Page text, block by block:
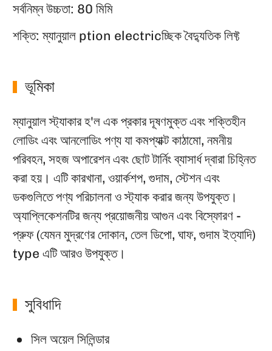
সর্বনিম্ন উচ্চতা: 80 মিমি
শক্তি: ম্যানুয়াল ption electricচ্ছিক বৈদ্যুতিক লিফ্ট
ভূমিকা
ম্যানুয়াল স্ট্যাকার হ'ল এক প্রকার দূষণমুক্ত এবং শক্তিহীন
লোডিং এবং আনলোডিং পণ্য যা কমপ্যাক্ট কাঠামো, নমনীয়
পরিবহন, সহজ অপারেশন এবং ছোট টার্নিং ব্যাসার্ধ দ্বারা চিহ্নিত
করা হয়। এটি কারখানা, ওয়ার্কশপ, গুদাম, স্টেশন এবং
ডকগুলিতে পণ্য পরিচালনা ও স্ট্যাক করার জন্য উপযুক্ত।
অ্যাপ্লিকেশনটির জন্য প্রয়োজনীয় আগুন এবং বিস্ফোরণ -
প্রুফ (যেমন মুদ্রণের দোকান, তেল ডিপো, ঘাফ, গুদাম ইত্যাদি)
type এটি আরও উপযুক্ত।
সুবিধাদি
সিল অয়েল সিলিন্ডার